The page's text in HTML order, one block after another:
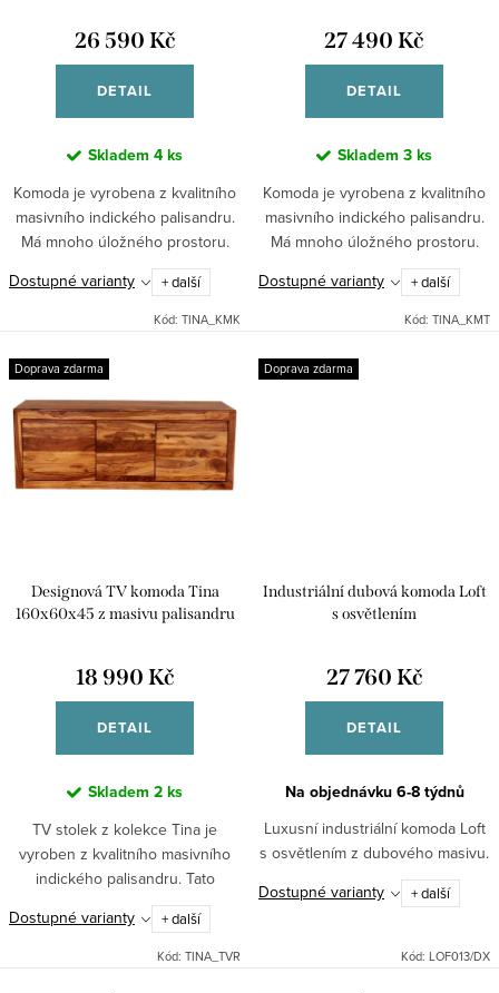
26 590 Kč
DETAIL
Skladem 4 ks
Komoda je vyrobena z kvalitního
masivního indického palisandru.
Má mnoho úložného prostoru.
Nábytek Tina je vyráběný tradiční
technologií přímo v zemích svého
původu. Suky,...
Dostupné varianty + další
Kód: TINA_KMK
27 490 Kč
DETAIL
Skladem 3 ks
Komoda je vyrobena z kvalitního
masivního indického palisandru.
Má mnoho úložného prostoru.
Nábytek kolekce Tina je
vyráběný tradiční technologií
přímo v zemích svého...
Dostupné varianty + další
Kód: TINA_KMT
Doprava zdarma
Designová TV komoda Tina
160x60x45 z masivu palisandru
18 990 Kč
DETAIL
Skladem 2 ks
TV stolek z kolekce Tina je
vyroben z kvalitního masivního
indického palisandru. Tato
kolekce nabízí hned několikt typů
tv stolků - s úložným prostorem,
Dostupné varianty + další
Kód: TINA_TVR
Doprava zdarma
Industriální dubová komoda Loft
s osvětlením
27 760 Kč
DETAIL
Na objednávku 6-8 týdnů
Luxusní industriální komoda Loft
s osvětlením z dubového masivu.
Dostupné varianty
+ další
Kód: LOF013/DX